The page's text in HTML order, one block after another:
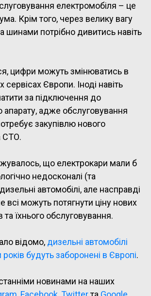
електромобіля – це
Крім того, через велику вагу
шинами потрібно дивитись навіть
цифри можуть змінюватись в
сервісах Європи. Іноді навіть
за підключення до
апарату, адже обслуговування
закупівлю нового
СТО.
що електрокари мали б
недосконалі (та
автомобілі, але насправді
всі можуть потягнути ціну нових
та їхнього обслуговування.
відомо, дизельні автомобілі
будуть заборонені в Європі.
новинами на наших